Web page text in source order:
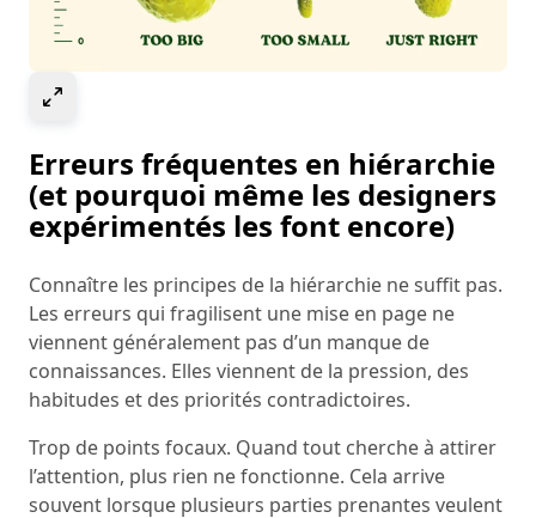
Erreurs fréquentes en hiérarchie
(et pourquoi même les designers
expérimentés les font encore)
Connaître les principes de la hiérarchie ne suffit pas.
Les erreurs qui fragilisent une mise en page ne
viennent généralement pas d’un manque de
connaissances. Elles viennent de la pression, des
habitudes et des priorités contradictoires.
Trop de points focaux. Quand tout cherche à attirer
l’attention, plus rien ne fonctionne. Cela arrive
souvent lorsque plusieurs parties prenantes veulent